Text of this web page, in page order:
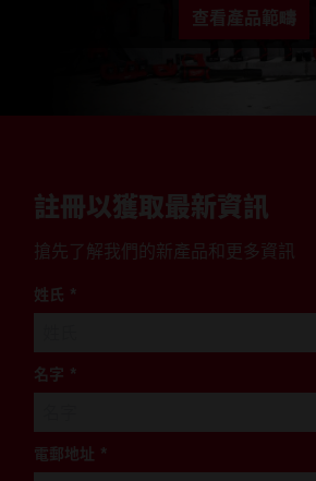
查看產品範疇
註冊以獲取最新資訊
搶先了解我們的新產品和更多資訊
姓氏 *
名字 *
電郵地址 *